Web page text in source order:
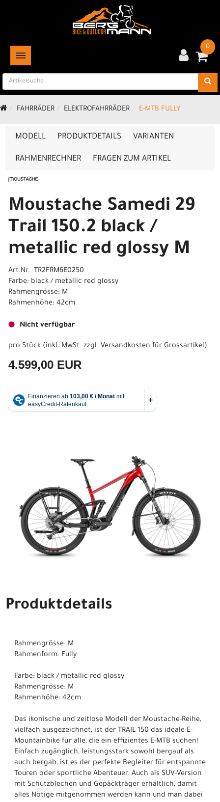
TOGGLE NAVIGATION
0
FAHRRÄDER ELEKTROFAHRRÄDER E-MTB FULLY
MODELL PRODUKTDETAILS VARIANTEN
RAHMENRECHNER FRAGEN ZUM ARTIKEL
Moustache Samedi 29
Trail 150.2 black /
metallic red glossy M
Art.Nr. TR2FRM6E0250
Farbe: black / metallic red glossy
Rahmengrösse: M
Rahmenhöhe: 42cm
Nicht verfügbar
pro Stück (inkl. MwSt. zzgl. Versandkosten für Grossartikel)
4.599,00 EUR
Produktdetails
Rahmengrösse: M
Rahmenform: Fully
Farbe: black / metallic red glossy
Rahmengrösse: M
Rahmenhöhe: 42cm
Das ikonische und zeitlose Modell der Moustache-Reihe,
vielfach ausgezeichnet, ist der TRAIL 150 das ideale E-
Mountainbike für alle, die ein effizientes E-MTB suchen!
Einfach zugänglich, leistungsstark sowohl bergauf als
auch bergab, ist es der perfekte Begleiter für entspannte
Touren oder sportliche Abenteuer. Auch als SUV-Version
mit Schutzblechen und Gepäckträger erhältlich, damit
alles Nötige mitgenommen werden kann und man dabei